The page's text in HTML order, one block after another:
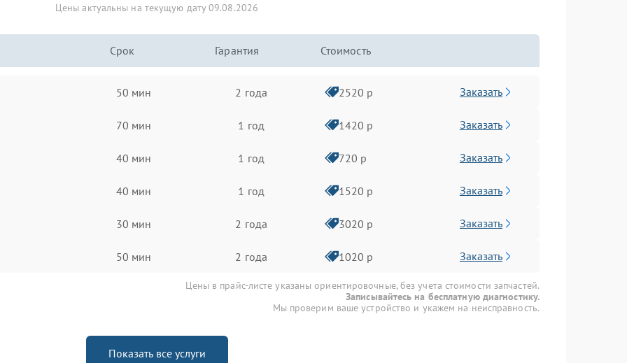
Цены актуальны на текущую дату 09.08.2026
Срок Гарантия Стоимость
50 мин 2 года 2520 р Заказать
70 мин 1 год 1420 р Заказать
40 мин 1 год 720 р Заказать
40 мин 1 год 1520 р Заказать
30 мин 2 года 3020 р Заказать
50 мин 2 года 1020 р Заказать
Цены в прайс-листе указаны ориентировочные, без учета стоимости запчастей.
Записывайтесь на бесплатную диагностику.
Мы проверим ваше устройство и укажем на неисправность.
Показать все услуги